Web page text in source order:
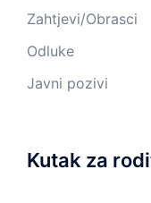
Zahtjevi/Obrasci
Odluke
Javni pozivi
Kutak za